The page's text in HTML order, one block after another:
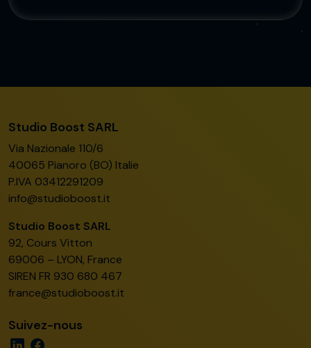
Studio Boost SARL
Via Nazionale 110/6
40065 Pianoro (BO) Italie
P.IVA 03412291209
info@studioboost.it
Studio Boost SARL
92, Cours Vitton
69006 – LYON, France
SIREN FR 930 680 467
france@studioboost.it
Suivez-nous